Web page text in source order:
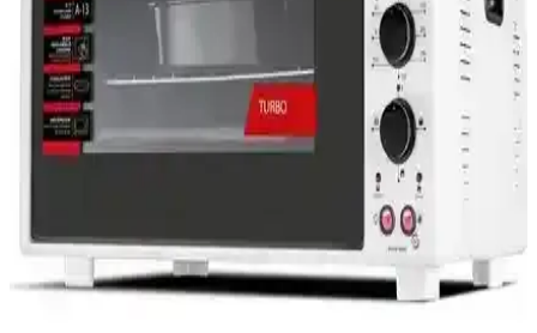
Tifer Hamarat Plus, enerji tasarruflu, portatif ve yüksek ısı
performansına sahip, çeşitli yemekleri hızlı ve sağlıklı pişiren ev tipi
fırındır.
Innova Midi ve Kumtel 70 Litre Jet Mini Fırın
Karşılaştırması ve Özellikleri
İki popüler fırın modeli olan Innova Midi 45 Litre ve Kumtel 70
Litre Jet Mini'nin özellikleri, kullanıcı yorumları ve karşılaştırmasıyla
Akel AF380L ve Kumtel LX-3525 Fırınları Arasında
Detaylı Karşılaştırma